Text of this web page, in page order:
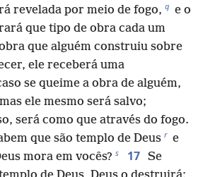
revelada por meio de fogo, q e o
que tipo de obra cada um
que alguém construiu sobre
ele receberá uma
se queime a obra de alguém,
ele mesmo será salvo;
será como que através do fogo.
que são templo de Deus r e
mora em vocês? s 17 Se